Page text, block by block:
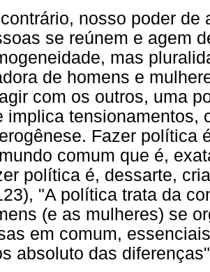
nosso poder de
se reúnem e agem
mas
de homens e
com os outros, uma
implica tensionamentos,
Fazer política
comum que é,
política é, dessarte,
"A política trata da
(e as mulheres) se
em comum,
absoluto das